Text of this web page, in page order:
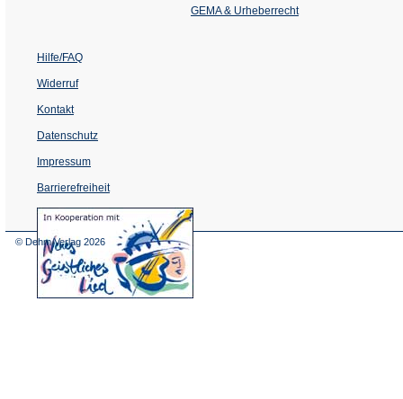
Tab)
GEMA & Urheberrecht
Hilfe/FAQ
Widerruf
Kontakt
Datenschutz
Impressum
Barrierefreiheit
(Öffnet
in
© Dehm Verlag 2026